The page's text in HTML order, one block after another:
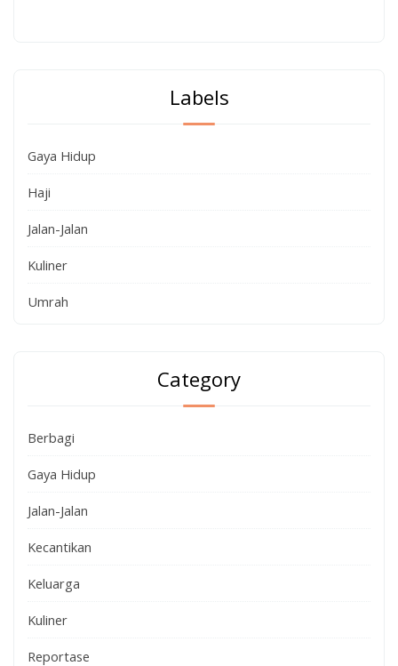
Labels
Gaya Hidup
Haji
Jalan-Jalan
Kuliner
Umrah
Category
Berbagi
Gaya Hidup
Jalan-Jalan
Kecantikan
Keluarga
Kuliner
Reportase